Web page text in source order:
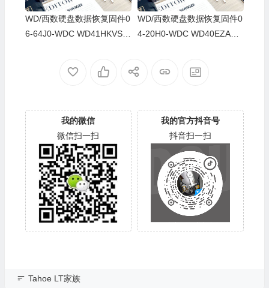
WD/西数硬盘数据恢复固件0
6-64J0-WDC WD41HKVS-7
WD/西数硬盘数据恢复固件0
4-20H0-WDC WD40EZAZ-0
700
我的微信
微信扫一扫
我的官方抖音号
抖音扫一扫
Tahoe LT家族